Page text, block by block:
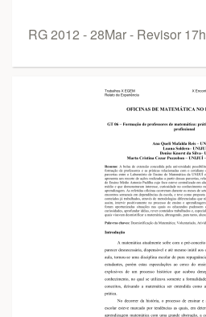
RG 2012 - 28Mar - Revisor 17h